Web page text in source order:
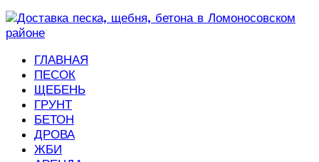
ГЛАВНАЯ
ПЕСОК
ЩЕБЕНЬ
ГРУНТ
БЕТОН
ДРОВА
ЖБИ